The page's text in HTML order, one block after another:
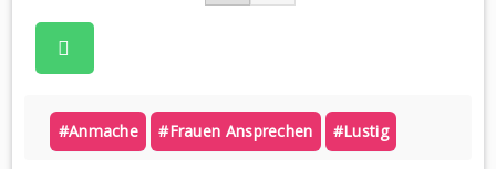
#anmache #frauen Ansprechen #lustig